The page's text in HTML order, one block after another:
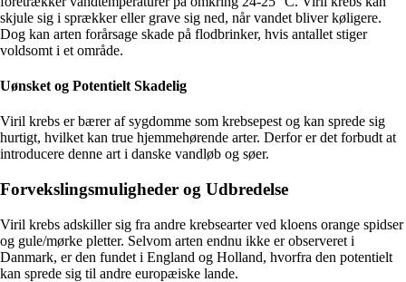
skjule sig i sprækker eller grave sig ned, når vandet bliver køligere.
Dog kan arten forårsage skade på flodbrinker, hvis antallet stiger
voldsomt i et område.
Uønsket og Potentielt Skadelig
Viril krebs er bærer af sygdomme som krebsepest og kan sprede sig
hurtigt, hvilket kan true hjemmehørende arter. Derfor er det forbudt at
introducere denne art i danske vandløb og søer.
Forvekslingsmuligheder og Udbredelse
Viril krebs adskiller sig fra andre krebsearter ved kloens orange spidser
og gule/mørke pletter. Selvom arten endnu ikke er observeret i
Danmark, er den fundet i England og Holland, hvorfra den potentielt
kan sprede sig til andre europæiske lande.